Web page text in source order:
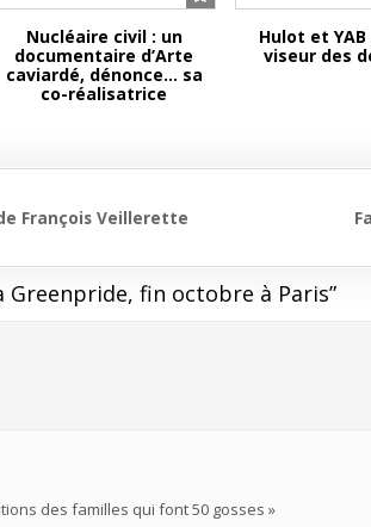
Nucléaire civil : un
documentaire d’Arte
caviardé, dénonce… sa
co-réalisatrice
Hulot et
viseur des
François Veillerette
Greenpride, fin octobre à Paris”
des familles qui font 50 gosses »